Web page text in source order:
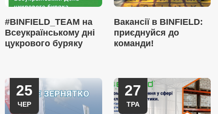
#BINFIELD_TEAM на
Всеукраїнському дні
цукрового буряку
Вакансії в BINFIELD:
приєднуйся до
команди!
25
ЧЕР
27
ТРА